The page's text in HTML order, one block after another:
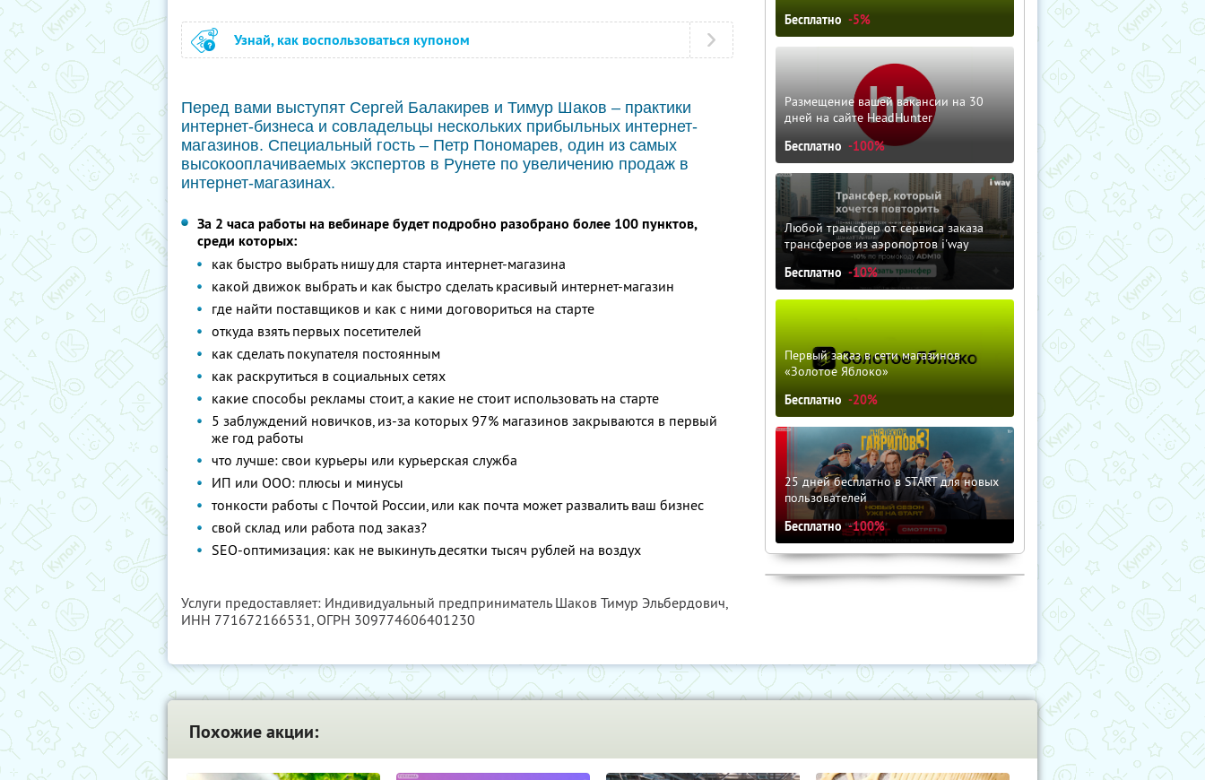
Узнай, как воспользоваться купоном
Перед вами выступят Сергей Балакирев и Тимур Шаков – практики
интернет-бизнеса и совладельцы нескольких прибыльных интернет-
магазинов. Специальный гость – Петр Пономарев, один из самых
высокооплачиваемых экспертов в Рунете по увеличению продаж в
интернет-магазинах.
За 2 часа работы на вебинаре будет подробно разобрано более 100 пунктов,
среди которых:
как быстро выбрать нишу для старта интернет-магазина
какой движок выбрать и как быстро сделать красивый интернет-магазин
где найти поставщиков и как с ними договориться на старте
откуда взять первых посетителей
как сделать покупателя постоянным
как раскрутиться в социальных сетях
какие способы рекламы стоит, а какие не стоит использовать на старте
5 заблуждений новичков, из-за которых 97% магазинов закрываются в первый
же год работы
что лучше: свои курьеры или курьерская служба
ИП или ООО: плюсы и минусы
тонкости работы с Почтой России, или как почта может развалить ваш бизнес
свой склад или работа под заказ?
SEO-оптимизация: как не выкинуть десятки тысяч рублей на воздух
Услуги предоставляет: Индивидуальный предприниматель Шаков Тимур Эльбердович,
ИНН 771672166531, ОГРН 309774606401230
Бесплатно -5%
Размещение вашей вакансии на 30
дней на сайте HeadHunter
Бесплатно -100%
Любой трансфер от сервиса заказа
трансферов из аэропортов i'way
Бесплатно -10%
Первый заказ в сети магазинов
«Золотое Яблоко»
Бесплатно -20%
25 дней бесплатно в START для новых
пользователей
Бесплатно -100%
Похожие акции: